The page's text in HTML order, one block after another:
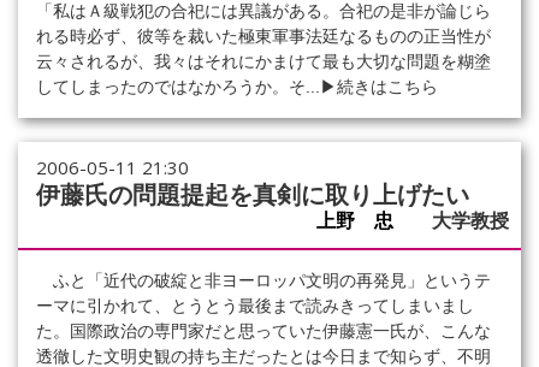
「私はＡ級戦犯の合祀には異議がある。合祀の是非が論じら
れる時必ず、彼等を裁いた極東軍事法廷なるものの正当性が
云々されるが、我々はそれにかまけて最も大切な問題を糊塗
してしまったのではなかろうか。そ...
▶続きはこちら
2006-05-11 21:30
伊藤氏の問題提起を真剣に取り上げたい
上野 忠 大学教授
ふと「近代の破綻と非ヨーロッパ文明の再発見」というテ
ーマに引かれて、とうとう最後まで読みきってしまいまし
た。国際政治の専門家だと思っていた伊藤憲一氏が、こんな
透徹した文明史観の持ち主だったとは今日まで知らず、不明